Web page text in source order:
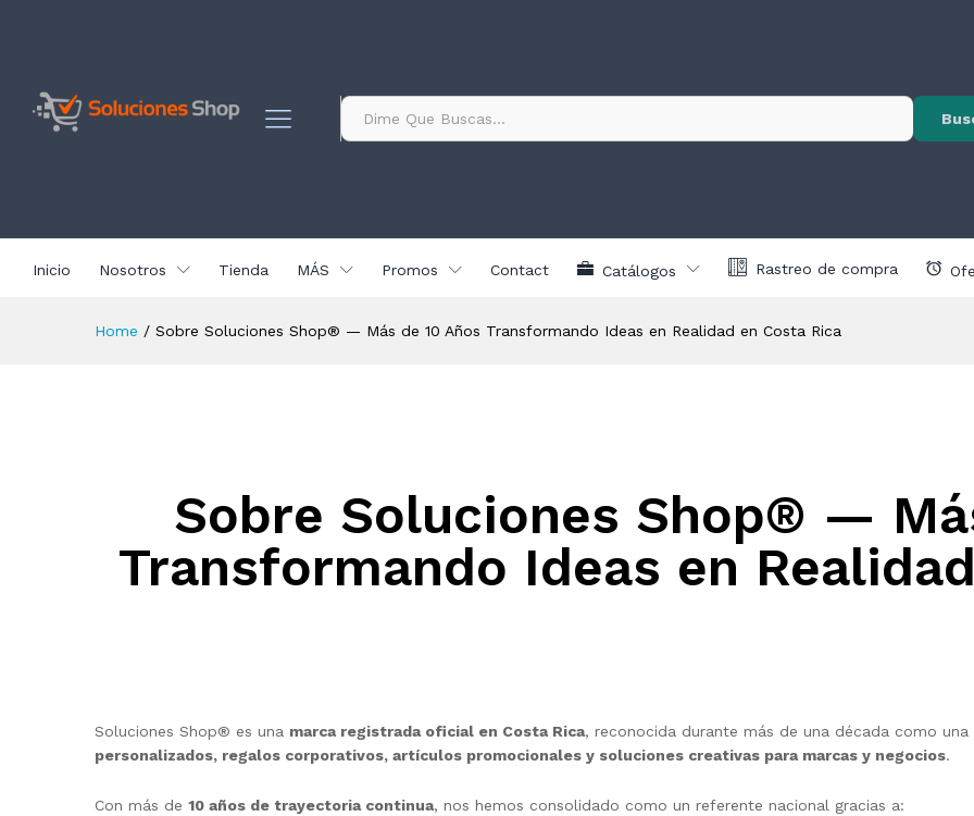
Todo
Inicio Nosotros Tienda MÁS Promos Contact Catálogos Rastreo de compra
Home / Sobre Soluciones Shop® — Más de 10 Años Transformando Ideas en Realidad en Costa Rica
Sobre Soluciones Shop® —
Transformando Ideas en
Soluciones Shop® es una marca registrada oficial en Costa Rica, reconocida durante más de una década como
personalizados, regalos corporativos, artículos promocionales y soluciones creativas para marcas y negocios.
Con más de 10 años de trayectoria continua, nos hemos consolidado como un referente nacional gracias a: